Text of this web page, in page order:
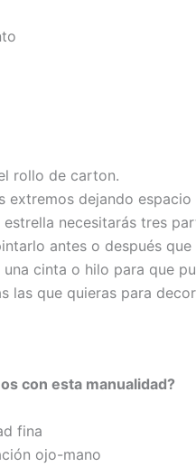
rollo de carton.
extremos dejando
estrella necesitarás tres
antes o después
una cinta o hilo para que
las que quieras para
con esta manualidad?
fina
ojo-mano